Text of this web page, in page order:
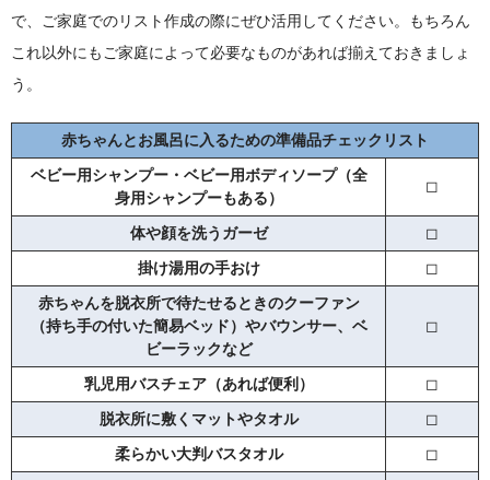
で、ご家庭でのリスト作成の際にぜひ活用してください。もちろん
これ以外にもご家庭によって必要なものがあれば揃えておきましょ
う。
赤ちゃんとお風呂に入るための準備品チェックリスト
ベビー用シャンプー・ベビー用ボディソープ（全
身用シャンプーもある）
◻︎
体や顔を洗うガーゼ
◻︎
掛け湯用の手おけ
◻︎
赤ちゃんを脱衣所で待たせるときのクーファン
（持ち手の付いた簡易ベッド）やバウンサー、ベ
ビーラックなど
◻︎
乳児用バスチェア（あれば便利）
◻︎
脱衣所に敷くマットやタオル
◻︎
柔らかい大判バスタオル
◻︎